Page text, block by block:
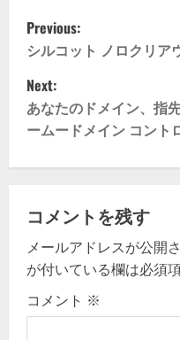
P
o
s
t
n
a
v
i
g
Previous:
シルコット ノロクリア
Next:
あなたのドメイン、指
ームードメイン コント
コメントを残す
メールアドレスが公開
が付いている欄は必須
コメント ※